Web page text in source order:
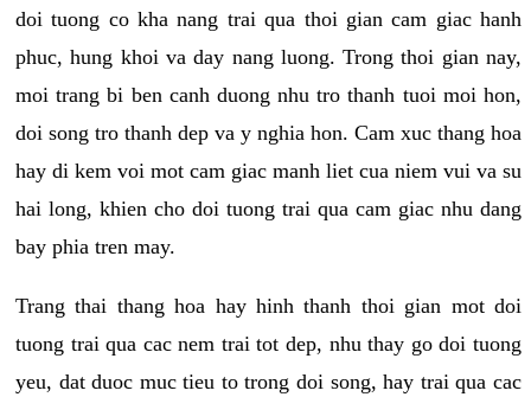
doi tuong co kha nang trai qua thoi gian cam giac hanh
phuc, hung khoi va day nang luong. Trong thoi gian nay,
moi trang bi ben canh duong nhu tro thanh tuoi moi hon,
doi song tro thanh dep va y nghia hon. Cam xuc thang hoa
hay di kem voi mot cam giac manh liet cua niem vui va su
hai long, khien cho doi tuong trai qua cam giac nhu dang
bay phia tren may.
Trang thai thang hoa hay hinh thanh thoi gian mot doi
tuong trai qua cac nem trai tot dep, nhu thay go doi tuong
yeu, dat duoc muc tieu to trong doi song, hay trai qua cac